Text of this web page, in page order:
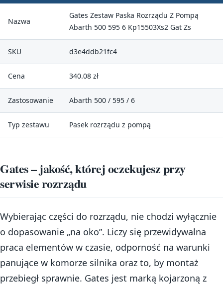
Nazwa
Gates Zestaw Paska Rozrządu Z Pompą
Abarth 500 595 6 Kp15503Xs2 Gat Zs
SKU d3e4ddb21fc4
Cena 340.08 zł
Zastosowanie Abarth 500 / 595 / 6
Typ zestawu Pasek rozrządu z pompą
Gates – jakość, której oczekujesz przy
serwisie rozrządu
Wybierając części do rozrządu, nie chodzi wyłącznie
o dopasowanie „na oko”. Liczy się przewidywalna
praca elementów w czasie, odporność na warunki
panujące w komorze silnika oraz to, by montaż
przebiegł sprawnie. Gates jest marką kojarzoną z